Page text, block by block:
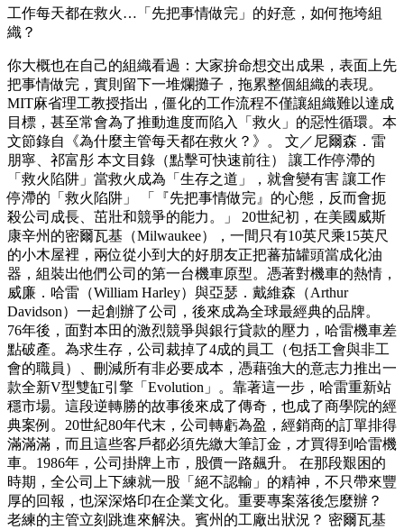
工作每天都在救火…「先把事情做完」的好意，如何拖垮組
織？
你大概也在自己的組織看過：大家拚命想交出成果，表面上先
把事情做完，實則留下一堆爛攤子，拖累整個組織的表現。
MIT麻省理工教授指出，僵化的工作流程不僅讓組織難以達成
目標，甚至常會為了推動進度而陷入「救火」的惡性循環。本
文節錄自《為什麼主管每天都在救火？》。 文／尼爾森．雷
朋寧、祁富彤 本文目錄（點擊可快速前往） 讓工作停滯的
「救火陷阱」當救火成為「生存之道」，就會變有害 讓工作
停滯的「救火陷阱」 「『先把事情做完』的心態，反而會扼
殺公司成長、茁壯和競爭的能力。」 20世紀初，在美國威斯
康辛州的密爾瓦基（Milwaukee），一間只有10英尺乘15英尺
的小木屋裡，兩位從小到大的好朋友正把蕃茄罐頭當成化油
器，組裝出他們公司的第一台機車原型。憑著對機車的熱情，
威廉．哈雷（William Harley）與亞瑟．戴維森（Arthur
Davidson）一起創辦了公司，後來成為全球最經典的品牌。
76年後，面對本田的激烈競爭與銀行貸款的壓力，哈雷機車差
點破產。為求生存，公司裁掉了4成的員工（包括工會與非工
會的職員）、刪減所有非必要成本，憑藉強大的意志力推出一
款全新V型雙缸引擎「Evolution」。靠著這一步，哈雷重新站
穩市場。這段逆轉勝的故事後來成了傳奇，也成了商學院的經
典案例。20世紀80年代末，公司轉虧為盈，經銷商的訂單排得
滿滿滿，而且這些客戶都必須先繳大筆訂金，才買得到哈雷機
車。1986年，公司掛牌上市，股價一路飆升。 在那段艱困的
時期，全公司上下練就一股「絕不認輸」的精神，不只帶來豐
厚的回報，也深深烙印在企業文化。重要專案落後怎麼辦？
老練的主管立刻跳進來解決。賓州的工廠出狀況？ 密爾瓦基